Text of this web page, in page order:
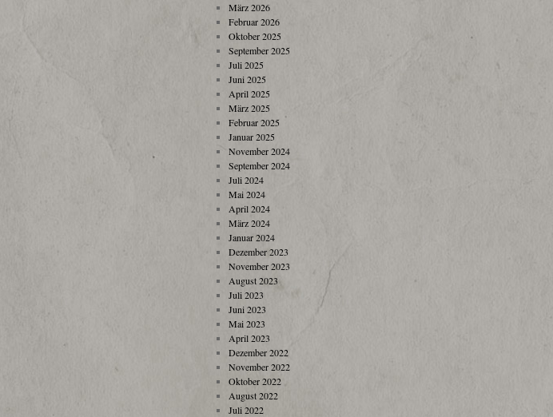
März 2026
Februar 2026
Oktober 2025
September 2025
Juli 2025
Juni 2025
April 2025
März 2025
Februar 2025
Januar 2025
November 2024
September 2024
Juli 2024
Mai 2024
April 2024
März 2024
Januar 2024
Dezember 2023
November 2023
August 2023
Juli 2023
Juni 2023
Mai 2023
April 2023
Dezember 2022
November 2022
Oktober 2022
August 2022
Juli 2022